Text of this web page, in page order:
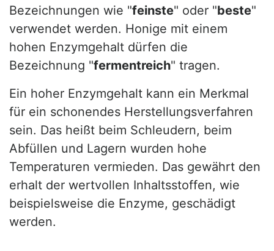
Bezeichnungen wie "feinste" oder "beste"
verwendet werden. Honige mit einem
hohen Enzymgehalt dürfen die
Bezeichnung "fermentreich" tragen.
Ein hoher Enzymgehalt kann ein Merkmal
für ein schonendes Herstellungsverfahren
sein. Das heißt beim Schleudern, beim
Abfüllen und Lagern wurden hohe
Temperaturen vermieden. Das gewährt den
erhalt der wertvollen Inhaltsstoffen, wie
beispielsweise die Enzyme, geschädigt
werden.